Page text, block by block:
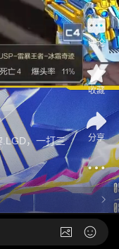
，一打三
评论
收藏
分享